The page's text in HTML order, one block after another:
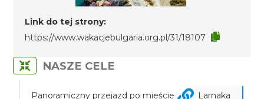
Link do tej strony:
https://www.wakacjebulgaria.org.pl/31/18107
NASZE CELE
Panoramiczny przejazd po mieście
Larnaka